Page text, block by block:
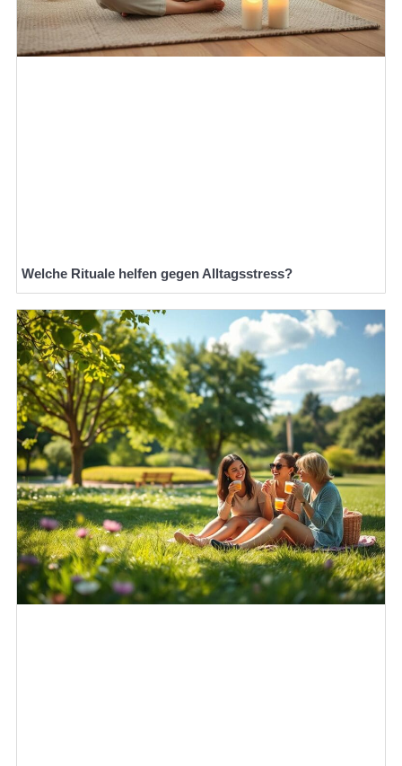
Welche Rituale helfen gegen Alltagsstress?